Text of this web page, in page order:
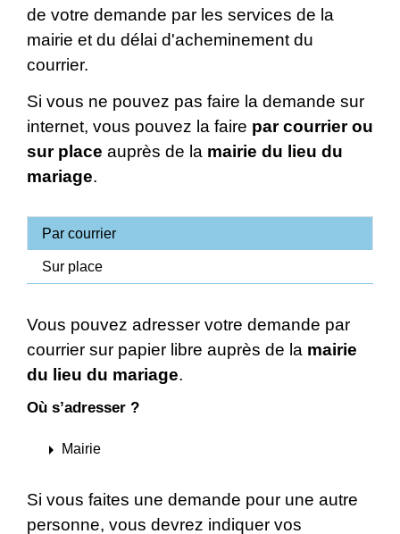
de votre demande par les services de la
mairie et du délai d'acheminement du
courrier.
Si vous ne pouvez pas faire la demande sur
internet, vous pouvez la faire par courrier ou
sur place auprès de la mairie du lieu du
mariage.
Par courrier
Sur place
Vous pouvez adresser votre demande par
courrier sur papier libre auprès de la mairie
du lieu du mariage.
Où s’adresser ?
arrow_right Mairie
Si vous faites une demande pour une autre
personne, vous devrez indiquer vos